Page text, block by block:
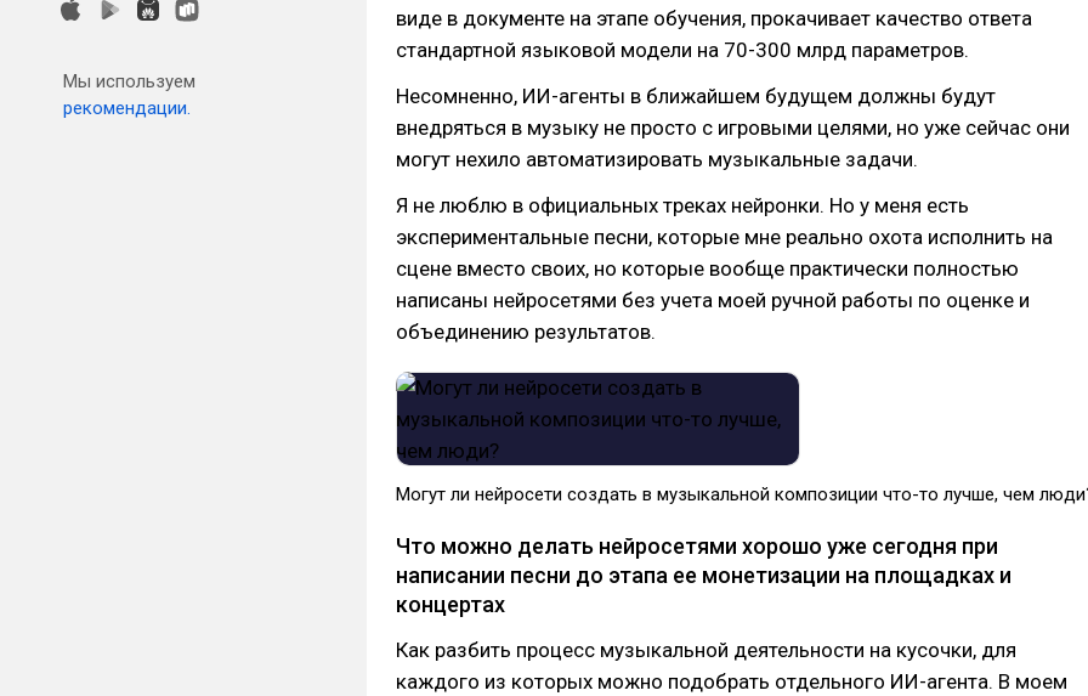
Мы используем
рекомендации.
виде в документе на этапе обучения, прокачивает качество ответа
стандартной языковой модели на 70-300 млрд параметров.
Несомненно, ИИ-агенты в ближайшем будущем должны будут
внедряться в музыку не просто с игровыми целями, но уже сейчас они
могут нехило автоматизировать музыкальные задачи.
Я не люблю в официальных треках нейронки. Но у меня есть
экспериментальные песни, которые мне реально охота исполнить на
сцене вместо своих, но которые вообще практически полностью
написаны нейросетями без учета моей ручной работы по оценке и
объединению результатов.
Могут ли нейросети создать в музыкальной композиции что-то лучше, чем
Что можно делать нейросетями хорошо уже сегодня при
написании песни до этапа ее монетизации на площадках и
концертах
Как разбить процесс музыкальной деятельности на кусочки, для
каждого из которых можно подобрать отдельного ИИ-агента. В моем